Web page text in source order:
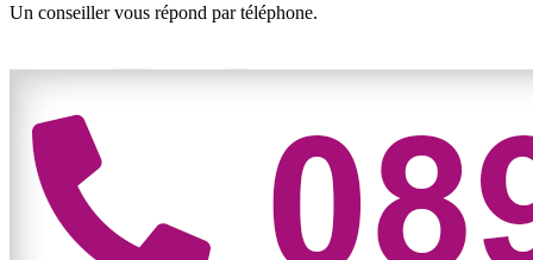
Un conseiller vous répond par téléphone.